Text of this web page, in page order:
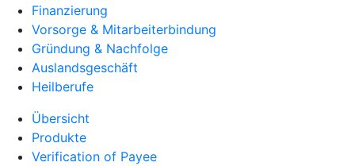
Finanzierung
Vorsorge & Mitarbeiterbindung
Gründung & Nachfolge
Auslandsgeschäft
Heilberufe
Übersicht
Produkte
Verification of Payee